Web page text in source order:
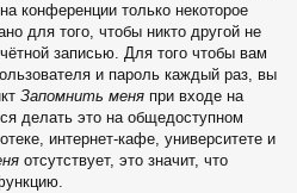
конференции только некоторое
для того, чтобы никто другой не
записью. Для того чтобы вам
и пароль каждый раз, вы
Запомнить меня при входе на
делать это на общедоступном
интернет-кафе, университете и
отсутствует, это значит, что